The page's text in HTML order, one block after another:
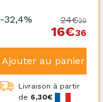
-32,4% 24€20
16€36
Ajouter au panier
Livraison à partir
de 6,30€